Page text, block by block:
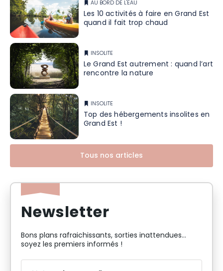
AU BORD DE L'EAU
Les 10 activités à faire en Grand Est
quand il fait trop chaud
INSOLITE
Le Grand Est autrement : quand l’art
rencontre la nature
INSOLITE
Top des hébergements insolites en
Grand Est !
Tous nos articles
Newsletter
Bons plans rafraichissants, sorties inattendues…
soyez les premiers informés !